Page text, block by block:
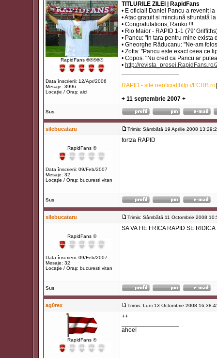
RapidFans ®®®®®
Data înscrierii: 12/Apr/2006
Mesaje: 3996
Locaţie / Oraş: aici
TITLURILE ZILEI | RapidFans
• E oficial! Daniel Pancu a revenit
• Atac gratuit si minciună sfruntată
• Congratulations, Ranko !!!
• Rio Maior - RAPID 1-1 (79'
• Pancu: "In tara pentru mine exista
• Gheorghe Răducanu: "Ne-am
• Zotta: "Pancu este exact ceea ce
• Copos: "Nu cred ca Pancu ar
• http://
RAPID - site neoficial http://FCRB.ro
+ 11 septembrie 2007 +
Sus
silebucataru Trimis: Sâmbătă 19 Aprilie 2008
RapidFans ®
Data înscrierii: 09/Feb/2007
Mesaje: 32
Locaţie / Oraş: bucuresti vitan
fortza RAPID
Sus
silebucataru Trimis: Sâmbătă 11 Octombrie 2008
RapidFans ®
Data înscrierii: 09/Feb/2007
Mesaje: 32
Locaţie / Oraş: bucuresti vitan
SA VA FIE FRICA RAPID SE RIDICA
Sus
ag0rex Trimis: Luni 13 Octombrie 2008
RapidFans ®
++
ahoe!